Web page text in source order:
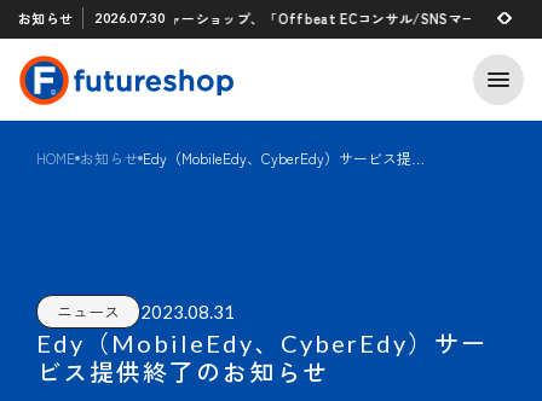
お知らせ
アプリ 「STAFF START」とのタグ連携を開始
2026.07.30
フューチャーショップ、「Offbeat ECコンサル/SNSマーケティング
2026.07.29
HOME お知らせ
ニュース 2023.08.31
Edy（MobileEdy、CyberEdy）サー
ビス提供終了のお知らせ